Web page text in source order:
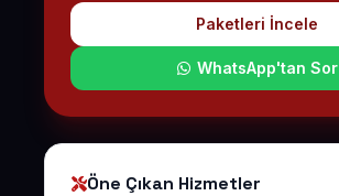
Paketleri İncele
WhatsApp'tan Sor
Öne Çıkan Hizmetler